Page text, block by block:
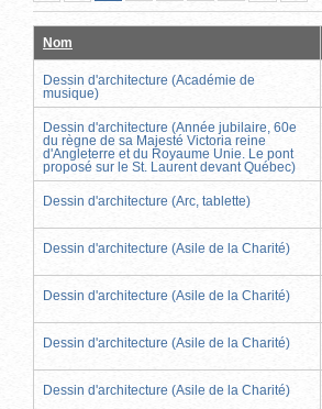
pageprécédente
actuelle)
suivante
page
Nom
Dessin d'architecture (Académie de
musique)
Dessin d'architecture (Année jubilaire, 60e
du règne de sa Majesté Victoria reine
d'Angleterre et du Royaume Unie. Le pont
proposé sur le St. Laurent devant Québec)
Dessin d'architecture (Arc, tablette)
Dessin d'architecture (Asile de la Charité)
Dessin d'architecture (Asile de la Charité)
Dessin d'architecture (Asile de la Charité)
Dessin d'architecture (Asile de la Charité)